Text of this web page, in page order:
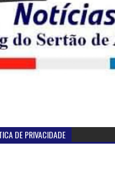
DE PRIVACIDADE